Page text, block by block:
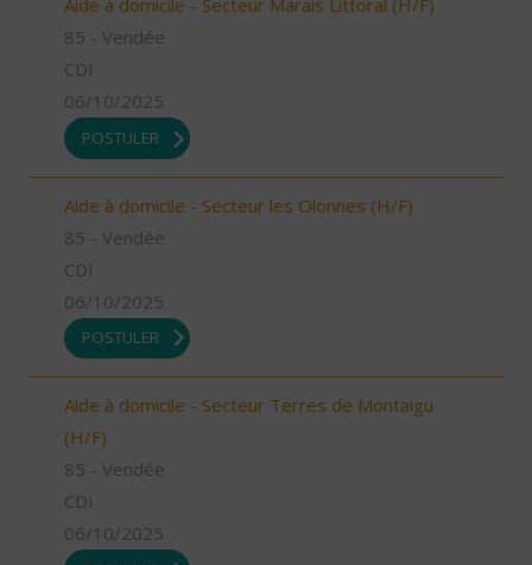
Aide à domicile - Secteur Marais Littoral (H/F)
85 - Vendée
CDI
06/10/2025
POSTULER
Aide à domicile - Secteur les Olonnes (H/F)
85 - Vendée
CDI
06/10/2025
POSTULER
Aide à domicile - Secteur Terres de Montaigu
(H/F)
85 - Vendée
CDI
06/10/2025